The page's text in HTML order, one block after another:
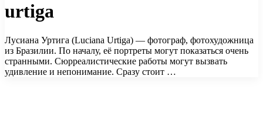
urtiga
Лусиана Уртига (Luciana Urtiga) — фотограф, фотохудожница
из Бразилии. По началу, её портреты могут показаться очень
странными. Сюрреалистические работы могут вызвать
удивление и непонимание. Сразу стоит …